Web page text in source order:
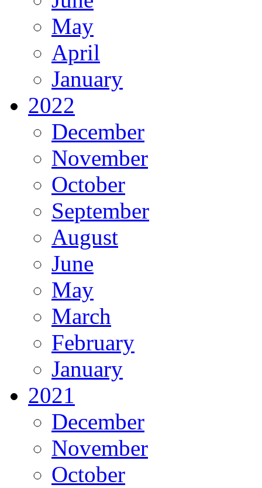
May
April
January
2022
December
November
October
September
August
June
May
March
February
January
2021
December
November
October